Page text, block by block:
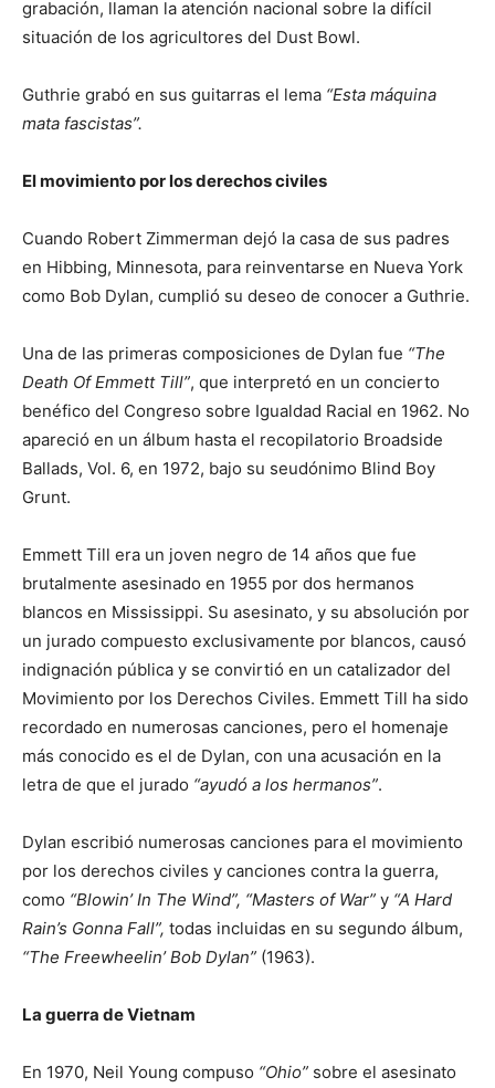
grabación, llaman la atención nacional sobre la difícil
situación de los agricultores del Dust Bowl.
Guthrie grabó en sus guitarras el lema “Esta máquina
mata fascistas”.
El movimiento por los derechos civiles
Cuando Robert Zimmerman dejó la casa de sus padres
en Hibbing, Minnesota, para reinventarse en Nueva York
como Bob Dylan, cumplió su deseo de conocer a Guthrie.
Una de las primeras composiciones de Dylan fue “The
Death Of Emmett Till”, que interpretó en un concierto
benéfico del Congreso sobre Igualdad Racial en 1962. No
apareció en un álbum hasta el recopilatorio Broadside
Ballads, Vol. 6, en 1972, bajo su seudónimo Blind Boy
Grunt.
Emmett Till era un joven negro de 14 años que fue
brutalmente asesinado en 1955 por dos hermanos
blancos en Mississippi. Su asesinato, y su absolución por
un jurado compuesto exclusivamente por blancos, causó
indignación pública y se convirtió en un catalizador del
Movimiento por los Derechos Civiles. Emmett Till ha sido
recordado en numerosas canciones, pero el homenaje
más conocido es el de Dylan, con una acusación en la
letra de que el jurado “ayudó a los hermanos”.
Dylan escribió numerosas canciones para el movimiento
por los derechos civiles y canciones contra la guerra,
como “Blowin’ In The Wind”, “Masters of War” y “A Hard
Rain’s Gonna Fall”, todas incluidas en su segundo álbum,
“The Freewheelin’ Bob Dylan” (1963).
La guerra de Vietnam
En 1970, Neil Young compuso “Ohio” sobre el asesinato